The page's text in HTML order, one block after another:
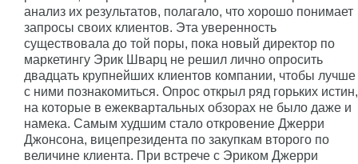
анализ их результатов, полагало, что хорошо понимает
запросы своих клиентов. Эта уверенность
существовала до той поры, пока новый директор по
маркетингу Эрик Шварц не решил лично опросить
двадцать крупнейших клиентов компании, чтобы лучше
с ними познакомиться. Опрос открыл ряд горьких истин,
на которые в ежеквартальных обзорах не было даже и
намека. Самым худшим стало откровение Джерри
Джонсона, вицепрезидента по закупкам второго по
величине клиента. При встрече с Эриком Джерри